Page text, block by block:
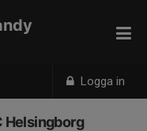
Logga in
Helsingborg